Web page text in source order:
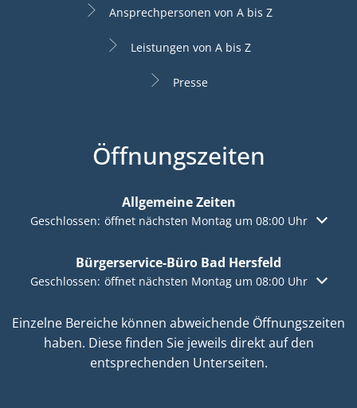
Ansprechpersonen von A bis Z
Leistungen von A bis Z
Presse
Öffnungszeiten
Allgemeine Zeiten
Klicken, um weitere Öffnungs- oder Schließzeiten
Geschlossen: öffnet nächsten Montag um 08:00 Uhr
Bürgerservice-Büro Bad Hersfeld
Klicken, um weitere Öffnungs- oder Schließzeiten
Geschlossen: öffnet nächsten Montag um 08:00 Uhr
Einzelne Bereiche können abweichende Öffnungszeiten
haben. Diese finden Sie jeweils direkt auf den
entsprechenden Unterseiten.